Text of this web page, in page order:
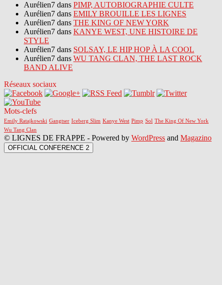
Aurélien7 dans PIMP, AUTOBIOGRAPHIE CULTE
Aurélien7 dans EMILY BROUILLE LES LIGNES
Aurélien7 dans THE KING OF NEW YORK
Aurélien7 dans KANYE WEST, UNE HISTOIRE DE
STYLE
Aurélien7 dans SOLSAY, LE HIP HOP À LA COOL
Aurélien7 dans WU TANG CLAN, THE LAST ROCK
BAND ALIVE
Réseaux sociaux
Mots-clefs
Emily Ratajkowski Gangtser Iceberg Slim Kanye West Pimp Sol The King Of New York
Wu Tang Clan
© LIGNES DE FRAPPE - Powered by WordPress and Magazino
OFFICIAL CONFERENCE 2